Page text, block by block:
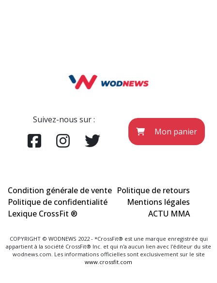
Suivez-nous sur :
Mon panier
Condition générale de vente Politique de retours
Politique de confidentialité
Mentions légales
Lexique CrossFit ®
ACTU MMA
COPYRIGHT © WODNEWS 2022 - *CrossFit® est une marque enregistrée qui
appartient à la société CrossFit® Inc. et qui n'a aucun lien avec l'éditeur du site
wodnews.com. Les informations officielles sont exclusivement sur le site
www.crossfit.com